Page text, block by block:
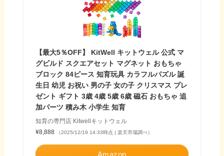
【最大5％OFF】 KitWell キットウェル 公式 マ
グビルド スクエアセット マグネット おもちゃ
ブロック 84ピース 知育玩具 カラフルパズル 誕
生日 幼児 お祝い 男の子 女の子 クリスマス プレ
ゼント ギフト 3歳 4歳 5歳 6歳 磁石 おもちゃ 追
加パーツ 積み木 小学生 知育
知育の専門店 Kitwellキットウェル
¥8,888
（2025/12/19 14:33時点 | 楽天市場調べ）